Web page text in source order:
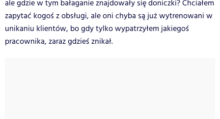
ale gdzie w tym bałaganie znajdowały się doniczki? Chciałem
zapytać kogoś z obsługi, ale oni chyba są już wytrenowani w
unikaniu klientów, bo gdy tylko wypatrzyłem jakiegoś
pracownika, zaraz gdzieś znikał.